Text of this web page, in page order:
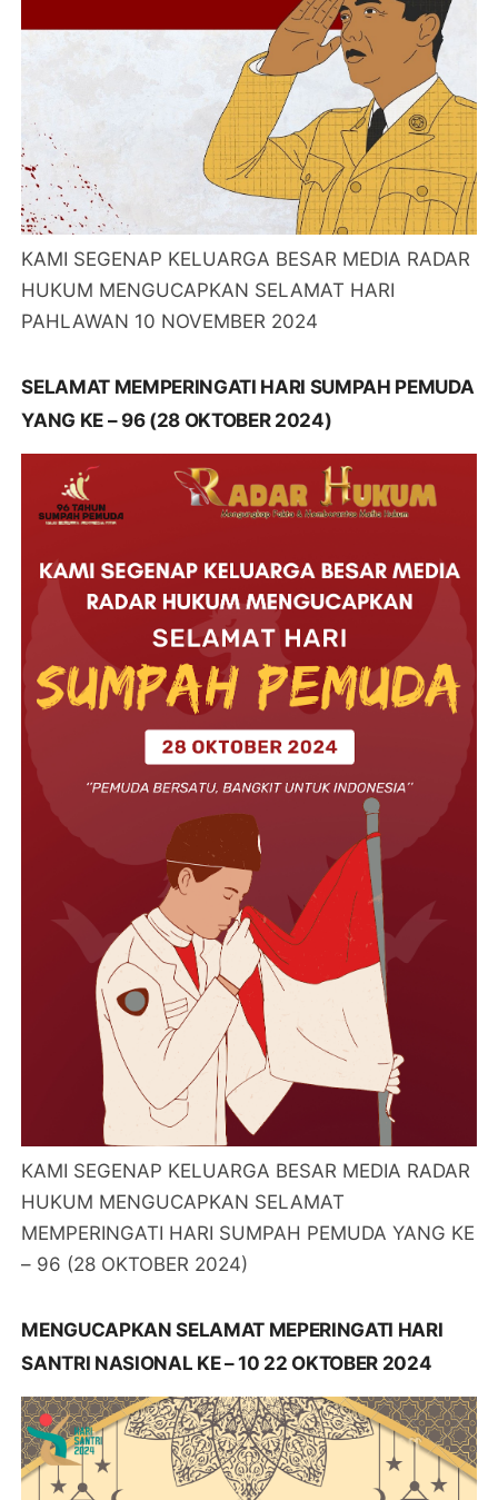
KAMI SEGENAP KELUARGA BESAR MEDIA RADAR
HUKUM MENGUCAPKAN SELAMAT HARI
PAHLAWAN 10 NOVEMBER 2024
SELAMAT MEMPERINGATI HARI SUMPAH PEMUDA
YANG KE – 96 (28 OKTOBER 2024)
KAMI SEGENAP KELUARGA BESAR MEDIA RADAR
HUKUM MENGUCAPKAN SELAMAT
MEMPERINGATI HARI SUMPAH PEMUDA YANG KE
– 96 (28 OKTOBER 2024)
MENGUCAPKAN SELAMAT MEPERINGATI HARI
SANTRI NASIONAL KE – 10 22 OKTOBER 2024